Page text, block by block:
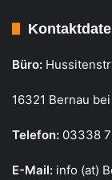
Büro:
16321 Bernau
Telefon: 03338
E-Mail: info (at)